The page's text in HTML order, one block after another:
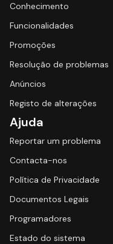
Conhecimento
Funcionalidades
Promoções
Resolução de problemas
Anúncios
Registo de alterações
Ajuda
Reportar um problema
Contacta-nos
Política de Privacidade
Documentos Legais
Programadores
Estado do sistema